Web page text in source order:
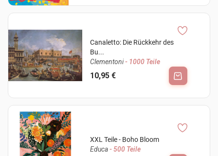
Canaletto: Die Rückkehr des
Bu...
Clementoni- 1000 Teile
10,95 €
XXL Teile - Boho Bloom
Educa- 500 Teile